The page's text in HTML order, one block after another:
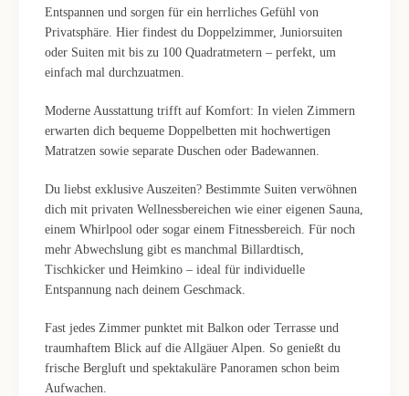
Entspannen und sorgen für ein herrliches Gefühl von
Privatsphäre. Hier findest du Doppelzimmer, Juniorsuiten
oder Suiten mit bis zu 100 Quadratmetern – perfekt, um
einfach mal durchzuatmen.
Moderne Ausstattung trifft auf Komfort: In vielen Zimmern
erwarten dich bequeme Doppelbetten mit hochwertigen
Matratzen sowie separate Duschen oder Badewannen.
Du liebst exklusive Auszeiten? Bestimmte Suiten verwöhnen
dich mit privaten Wellnessbereichen wie einer eigenen Sauna,
einem Whirlpool oder sogar einem Fitnessbereich. Für noch
mehr Abwechslung gibt es manchmal Billardtisch,
Tischkicker und Heimkino – ideal für individuelle
Entspannung nach deinem Geschmack.
Fast jedes Zimmer punktet mit Balkon oder Terrasse und
traumhaftem Blick auf die Allgäuer Alpen. So genießt du
frische Bergluft und spektakuläre Panoramen schon beim
Aufwachen.